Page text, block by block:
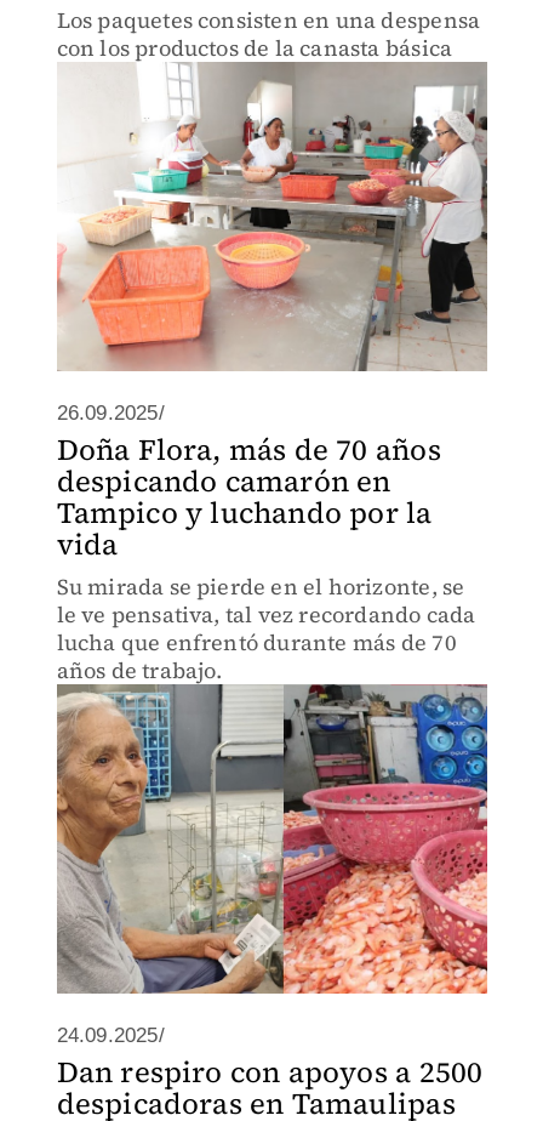
Los paquetes consisten en una despensa
con los productos de la canasta básica
26.09.2025/
Doña Flora, más de 70 años
despicando camarón en
Tampico y luchando por la
vida
Su mirada se pierde en el horizonte, se
le ve pensativa, tal vez recordando cada
lucha que enfrentó durante más de 70
años de trabajo.
24.09.2025/
Dan respiro con apoyos a 2500
despicadoras en Tamaulipas